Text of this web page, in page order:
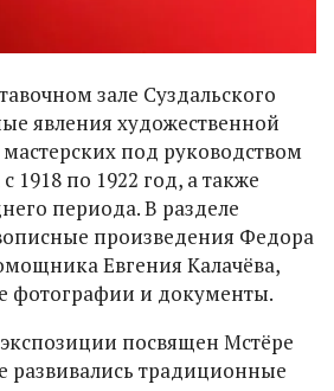
зале Суздальского
явления художественной
под руководством
1918 по 1922 год, а также
периода. В разделе
произведения Федора
Евгения Калачёва,
фотографии и документы.
посвящен Мстёре
развивались традиционные